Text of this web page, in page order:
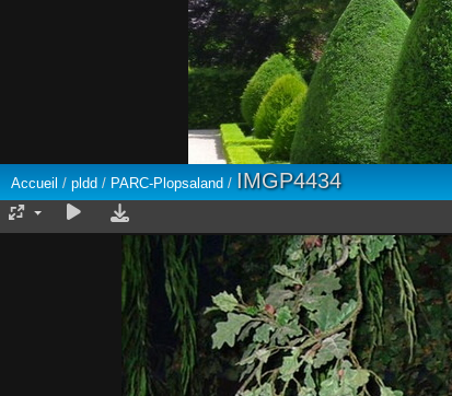
Accueil / pldd / PARC-Plopsaland / IMGP4434